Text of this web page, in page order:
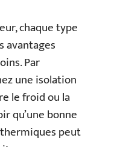
chaque type
avantages
Par
une isolation
le froid ou la
qu’une bonne
peut